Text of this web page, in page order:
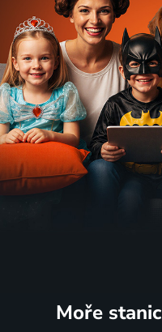
Moře stanic